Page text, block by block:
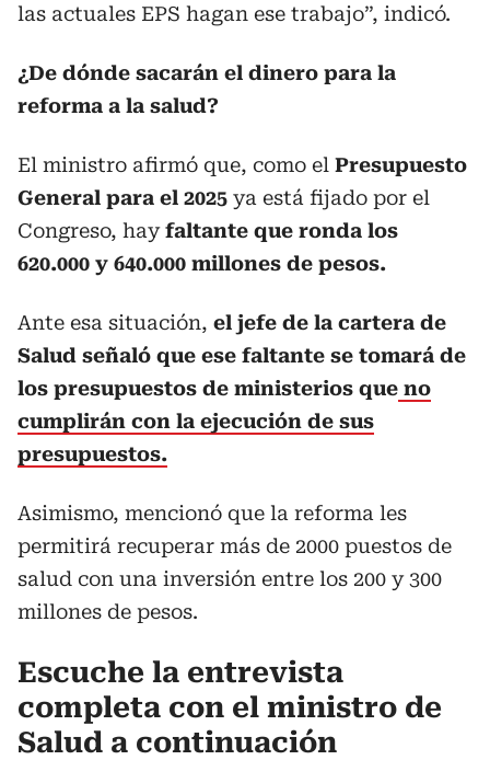
las actuales EPS hagan ese trabajo”, indicó.
¿De dónde sacarán el dinero para la
reforma a la salud?
El ministro afirmó que, como el Presupuesto
General para el 2025 ya está fijado por el
Congreso, hayfaltante que ronda los
620.000 y 640.000 millones de pesos.
Ante esa situación, el jefe de la cartera de
Salud señaló que ese faltante se tomará de
los presupuestos de ministerios que no
cumplirán con la ejecución de sus
presupuestos.
Asimismo, mencionó que la reforma les
permitirá recuperar más de 2000 puestos de
salud con una inversión entre los 200 y 300
millones de pesos.
Escuche la entrevista
completa con el ministro de
Salud a continuación